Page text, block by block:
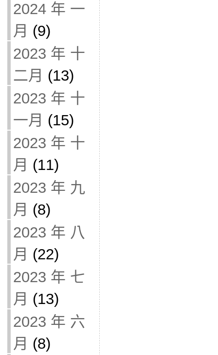
2024 年 一
月 (9)
2023 年 十
二月 (13)
2023 年 十
一月 (15)
2023 年 十
月 (11)
2023 年 九
月 (8)
2023 年 八
月 (22)
2023 年 七
月 (13)
2023 年 六
月 (8)